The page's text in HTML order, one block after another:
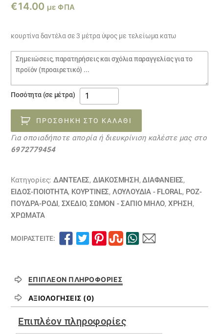
€14.00 με ΦΠΑ
κουρτίνα δαντέλα σε 3 μέτρα ύψος με τελείωμα κατω
Σημειώσεις
παραγγελίας
Ποσότητα (σε μέτρα)
κουρτίνα
δαντέλα
20032319
ποσότητα
ΠΡΟΣΘΉΚΗ ΣΤΟ ΚΑΛΆΘΙ
Για οποιαδήποτε απορία ή διευκρίνιση καλέστε μας στο
6972779454
Κατηγορίες: ΔΑΝΤΈΛΕΣ, ΔΙΑΚΟΣΜΗΣΗ,ΔΙΑΦΆΝΕΙΕΣ,
ΕΙΔΟΣ-ΠΟΙΟΤΗΤΑ, ΚΟΥΡΤΊΝΕΣ, ΛΟΥΛΟΎΔΙΑ - FLORAL, ΡΟΖ-
ΠΟΥΔΡΑ-ΡΟΔΙ, ΣΧΕΔΙΟ,ΣΩΜΟΝ - ΣΑΠΙΟ ΜΗΛΟ, ΧΡΗΣΗ,
ΧΡΏΜΑΤΑ
ΜΟΙΡΑΣΤΕΊΤΕ:
ΕΠΙΠΛΈΟΝ ΠΛΗΡΟΦΟΡΊΕΣ
ΑΞΙΟΛΟΓΉΣΕΙΣ (0)
Επιπλέον πληροφορίες